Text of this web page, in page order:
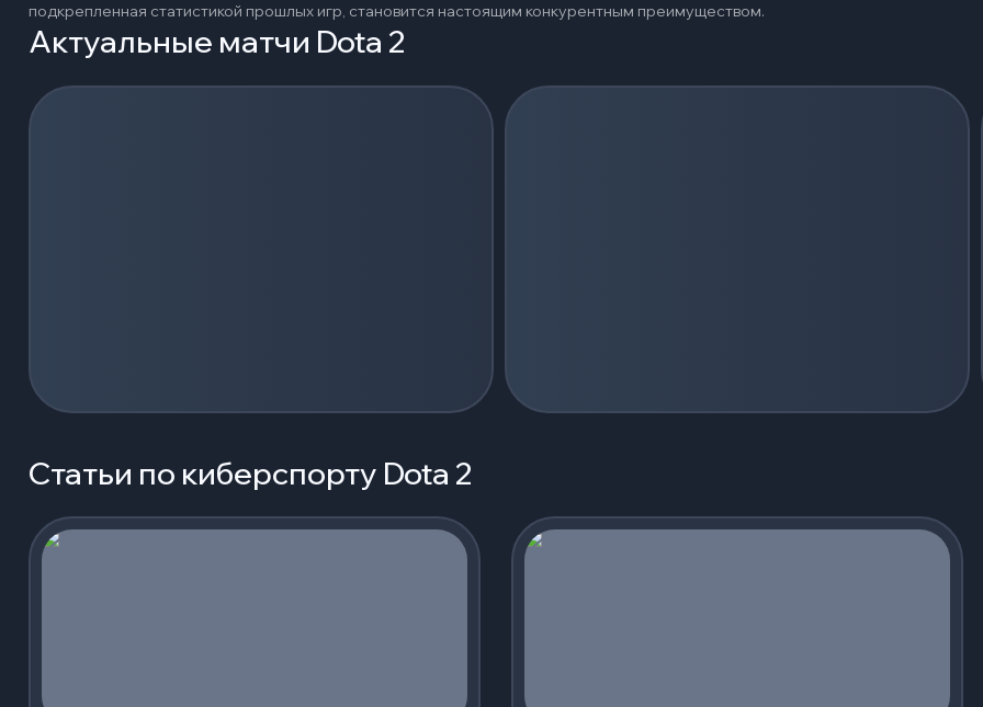
подкрепленная статистикой прошлых игр, становится настоящим конкурентным преимуществом.
Актуальные матчи Dota 2
Загрузка событий...
Статьи по киберспорту Dota 2